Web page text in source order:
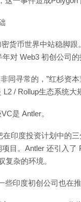
密货币世界中站稳脚
对 Web3 初创公司的
同寻常的，”红杉资
/ Rollup生态系统大
是 Antler。
在印度投资计划中的
目。Antler 还引入了
复杂的环境。
印度初创公司也在